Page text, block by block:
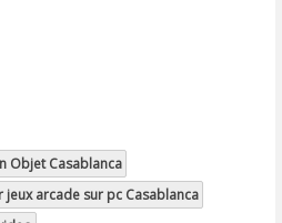
Objet Casablanca
arcade sur pc Casablanca